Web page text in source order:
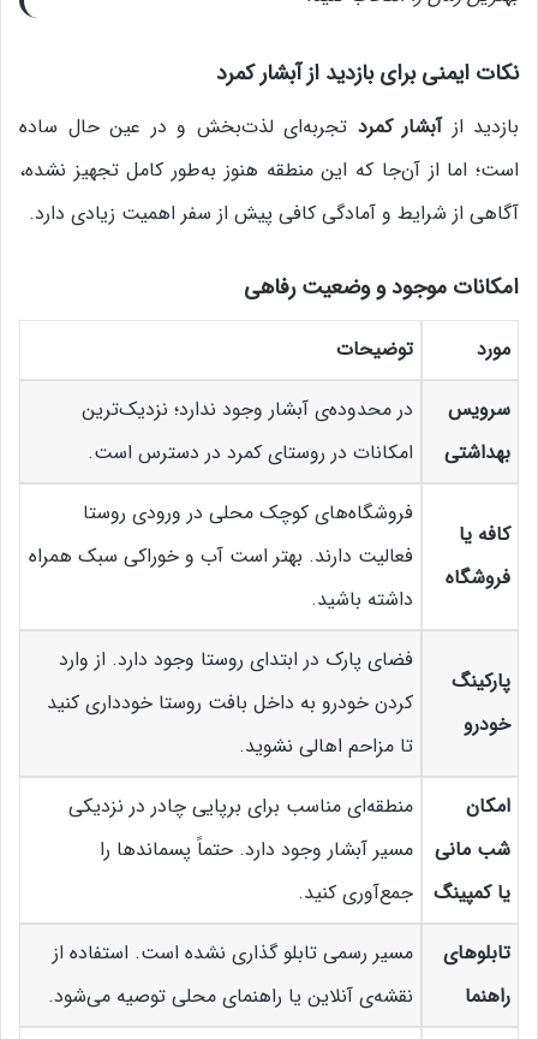
نکات ایمنی برای بازدید از آبشار کمرد
بازدید ازآبشار کمرد تجربه‌ای لذت‌بخش و در عین حال ساده
است؛ اما از آن‌جا که این منطقه هنوز به‌طور کامل تجهیز نشده،
آگاهی از شرایط و آمادگی کافی پیش از سفر اهمیت زیادی دارد.
امکانات موجود و وضعیت رفاهی
مورد
توضیحات
سرویس
بهداشتی
در محدوده‌ی آبشار وجود ندارد؛ نزدیک‌ترین
امکانات در روستای کمرد در دسترس است.
کافه یا
فروشگاه
فروشگاه‌های کوچک محلی در ورودی روستا
فعالیت دارند. بهتر است آب و خوراکی سبک همراه
داشته باشید.
پارکینگ
خودرو
فضای پارک در ابتدای روستا وجود دارد. از وارد
کردن خودرو به داخل بافت روستا خودداری کنید
تا مزاحم اهالی نشوید.
امکان
شب‌ مانی
یا کمپینگ
منطقه‌ای مناسب برای برپایی چادر در نزدیکی
مسیر آبشار وجود دارد. حتماً پسماندها را
جمع‌آوری کنید.
تابلوهای
راهنما
مسیر رسمی تابلو گذاری نشده است. استفاده از
نقشه‌ی آنلاین یا راهنمای محلی توصیه می‌شود.